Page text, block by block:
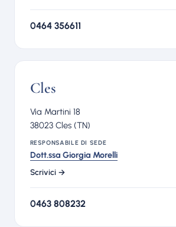
0464 356611
Cles
Via Martini 18
38023 Cles (TN)
RESPONSABILE DI SEDE
Dott.ssa Giorgia Morelli
Scrivici →
0463 808232